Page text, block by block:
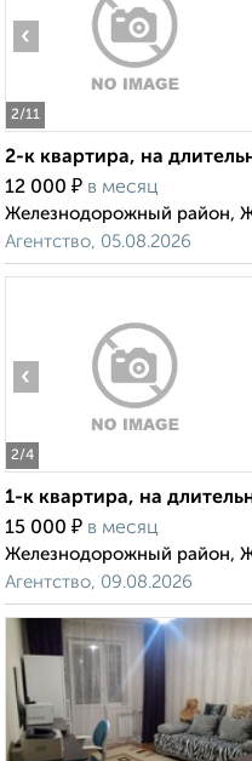
2/11
‹
2-к квартира, на
12 000 ₽ в месяц
Железнодорожный район,
Агентство, 05.08.2026
2/4
‹
1-к квартира, на
15 000 ₽ в месяц
Железнодорожный район,
Агентство, 09.08.2026